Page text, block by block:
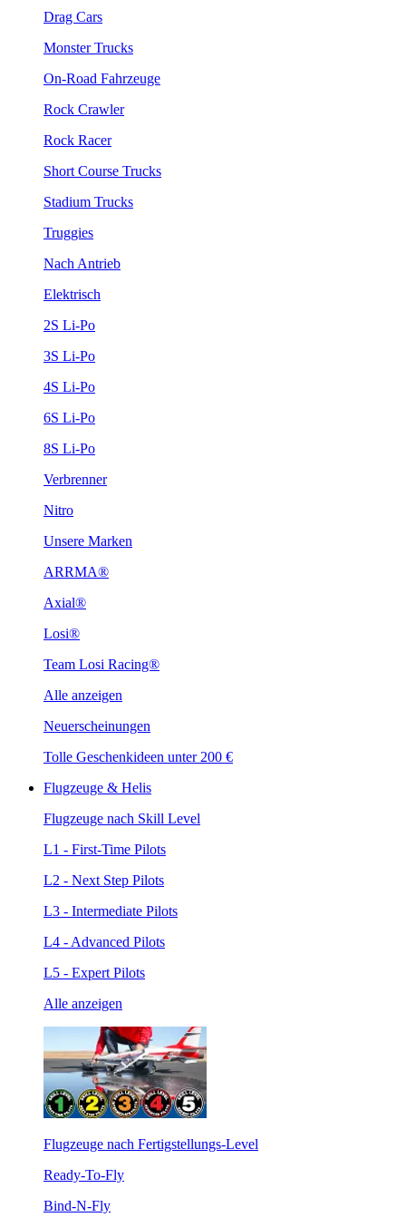
Drag Cars
Monster Trucks
On-Road Fahrzeuge
Rock Crawler
Rock Racer
Short Course Trucks
Stadium Trucks
Truggies
Nach Antrieb
Elektrisch
2S Li-Po
3S Li-Po
4S Li-Po
6S Li-Po
8S Li-Po
Verbrenner
Nitro
Unsere Marken
ARRMA®
Axial®
Losi®
Team Losi Racing®
Alle anzeigen
Neuerscheinungen
Tolle Geschenkideen unter 200 €
Flugzeuge & Helis
Flugzeuge nach Skill Level
L1 - First-Time Pilots
L2 - Next Step Pilots
L3 - Intermediate Pilots
L4 - Advanced Pilots
L5 - Expert Pilots
Alle anzeigen
Flugzeuge nach Fertigstellungs-Level
Ready-To-Fly
Bind-N-Fly